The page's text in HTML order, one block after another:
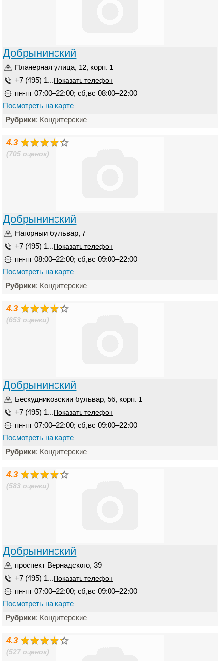
Добрынинский
Планерная улица, 12, корп. 1
+7 (495) 1... Показать телефон
пн-пт 07:00–22:00; сб,вс 08:00–22:00
Посмотреть на карте
Рубрики: Кондитерские
4.3
(705 оценок)
Добрынинский
Нагорный бульвар, 7
+7 (495) 1... Показать телефон
пн-пт 08:00–22:00; сб,вс 09:00–22:00
Посмотреть на карте
Рубрики: Кондитерские
4.3
(653 оценки)
Добрынинский
Бескудниковский бульвар, 56, корп. 1
+7 (495) 1... Показать телефон
пн-пт 07:00–22:00; сб,вс 09:00–22:00
Посмотреть на карте
Рубрики: Кондитерские
4.3
(583 оценки)
Добрынинский
проспект Вернадского, 39
+7 (495) 1... Показать телефон
пн-пт 07:00–22:00; сб,вс 09:00–22:00
Посмотреть на карте
Рубрики: Кондитерские
4.3
(527 оценок)